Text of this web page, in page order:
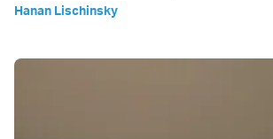
Hanan Lischinsky